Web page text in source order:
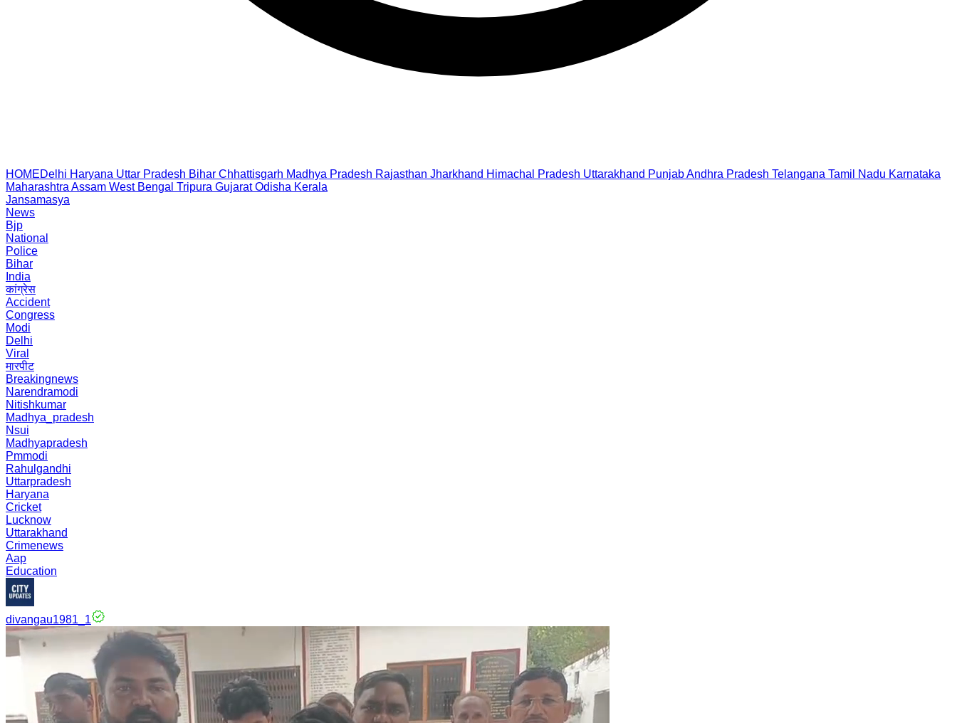
HOMEDelhi Haryana Uttar Pradesh Bihar Chhattisgarh Madhya Pradesh Rajasthan Jharkhand Himachal Pradesh Uttarakhand PunjabAndhra Pradesh Telangana Tamil Nadu Karnataka
Maharashtra Assam West Bengal Tripura Gujarat Odisha Kerala
Jansamasya
News
Bjp
National
Police
Bihar
India
कांग्रेस
Accident
Congress
Modi
Delhi
Viral
मारपीट
Breakingnews
Narendramodi
Nitishkumar
Madhya_pradesh
Nsui
Madhyapradesh
Pmmodi
Rahulgandhi
Uttarpradesh
Haryana
Cricket
Lucknow
Uttarakhand
Crimenews
Aap
Education
divangau1981_1